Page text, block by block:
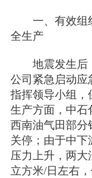
一、有效组织
全生产
地震发生后，
公司紧急启动应
指挥领导小组，
生产方面，中石
西南油气田部分
关停；由于中下
压力上升，两大
立方米/日左右